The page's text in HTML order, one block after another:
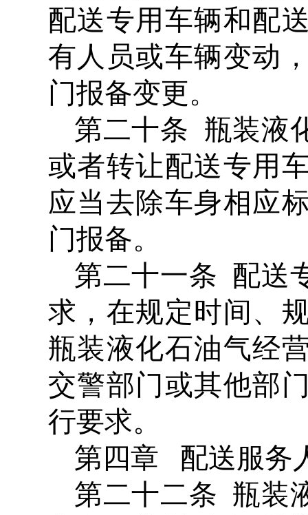
配送专用车辆和配
有人员或车辆变动
门报备变更。
第二十条 瓶装液
或者转让配送专用
应当去除车身相应
门报备。
第二十一条 配送
求，在规定时间、
瓶装液化石油气经
交警部门或其他部
行要求。
第四章 配送服务
第二十二条 瓶装